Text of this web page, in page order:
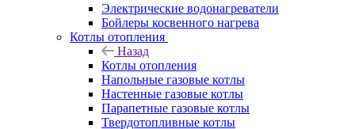
Электрические водонагреватели
Бойлеры косвенного нагрева
Котлы отопления
Назад
Котлы отопления
Напольные газовые котлы
Настенные газовые котлы
Парапетные газовые котлы
Твердотопливные котлы